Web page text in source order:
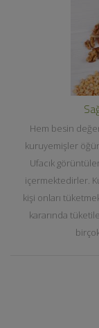
Hem besin
kuruyemişler
Ufacık
içermektedirler.
kişi onları
kararında